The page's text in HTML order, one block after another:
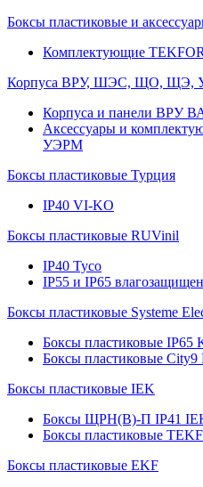
Боксы пластиковые и
Комплектующие TEKFOR
Корпуса ВРУ, ШЭС, ЩО, ЩЭ,
Корпуса и панели ВРУ
Аксессуары и
УЭРМ
Боксы пластиковые Турция
IP40 VI-KO
Боксы пластиковые RUVinil
IP40 Тусо
IP55 и IP65
Боксы пластиковые Systeme
Боксы пластиковые IP65
Боксы пластиковые City9
Боксы пластиковые IEK
Боксы ЩРН(В)-П IP41
Боксы пластиковые
Боксы пластиковые EKF